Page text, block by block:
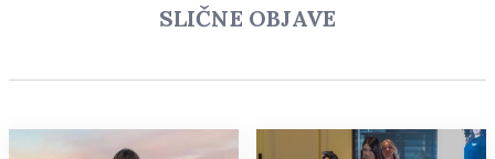
SLIČNE OBJAVE